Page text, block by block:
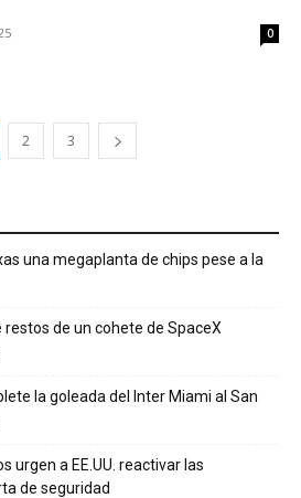
0
2 3
una megaplanta de chips pese a la
de un cohete de SpaceX
la goleada del Inter Miami al San
urgen a EE.UU. reactivar las
de seguridad